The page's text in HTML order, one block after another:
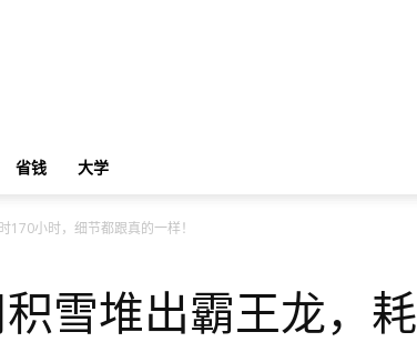
省钱 大学
170小时，细节都跟真的一样！
雪堆出霸王龙，耗